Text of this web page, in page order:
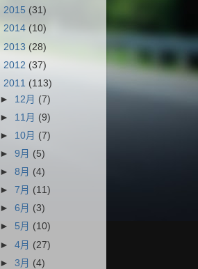
2015 (31)
2014 (10)
2013 (28)
2012 (37)
2011 (113)
► 12月 (7)
► 11月 (9)
► 10月 (7)
►9月 (5)
►8月 (4)
►7月 (11)
►6月 (3)
► 5月 (10)
►4月 (27)
►3月 (4)